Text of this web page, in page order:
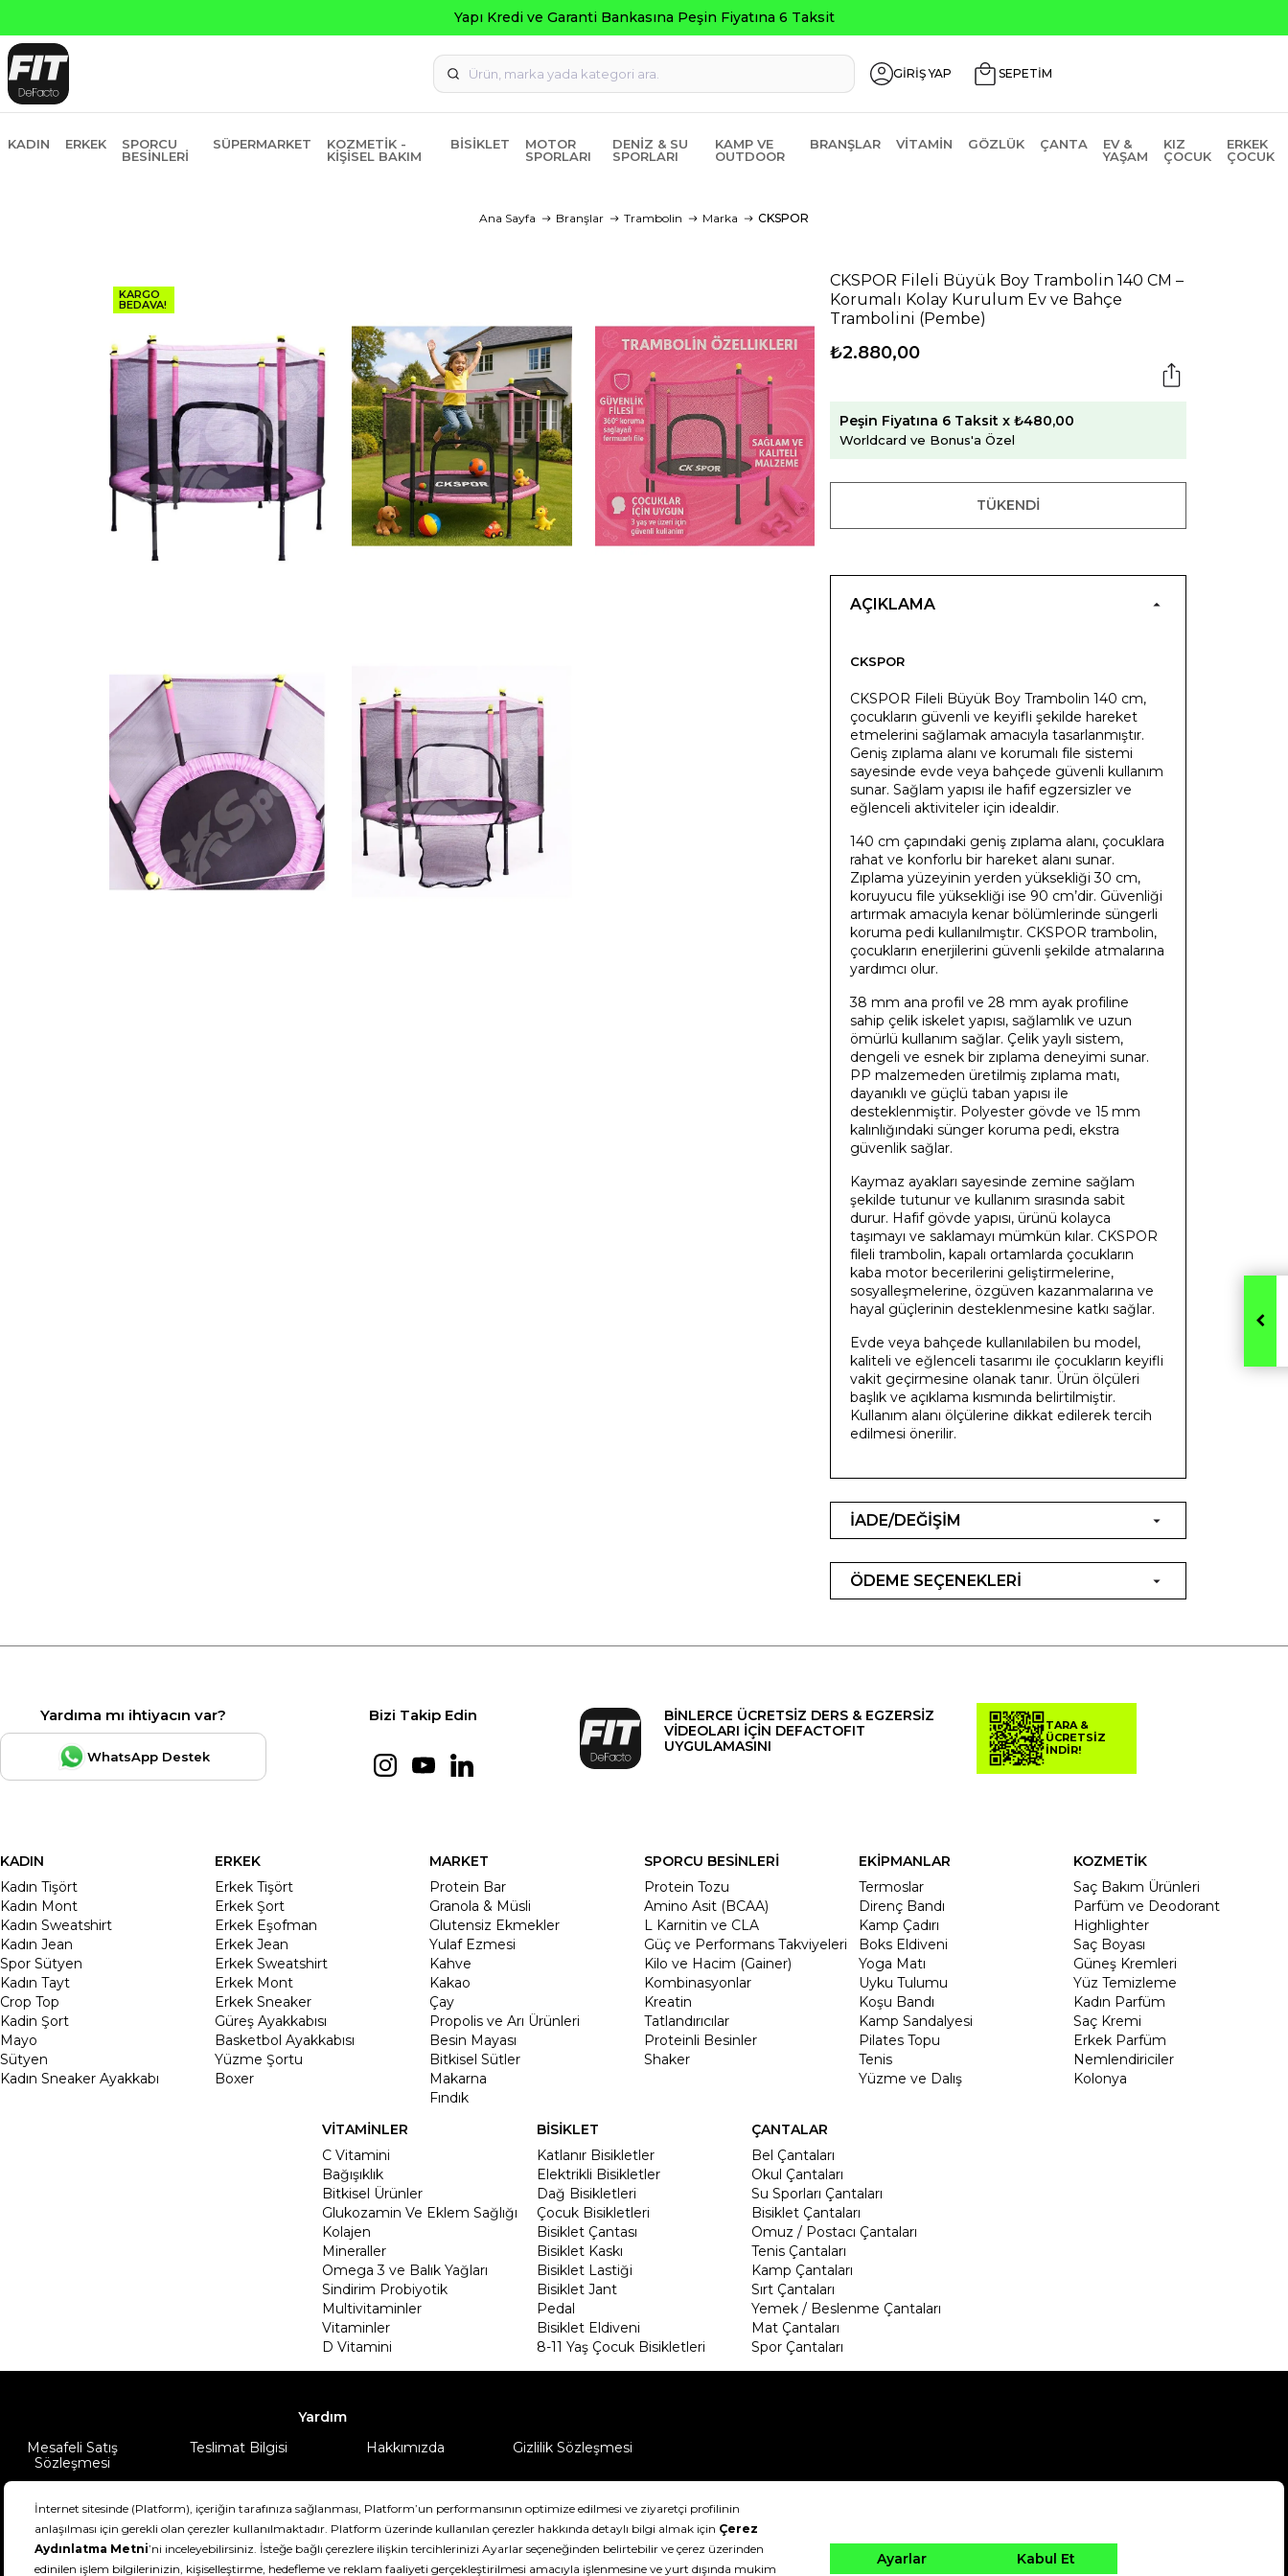
GİRİŞ YAP SEPETİM
KADIN ERKEK
SPORCU
BESINLERI
SÜPERMARKET
KOZMETIK -
KIŞISEL BAKIM
BISIKLET
MOTOR
SPORLARI
DENIZ & SU
SPORLARI
KAMP VE
OUTDOOR
BRANŞLAR VITAMIN GÖZLÜK ÇANTA
EV &
YAŞAM
KIZ
ÇOCUK
ERKEK
ÇOCUK
Ana Sayfa Branşlar Trambolin Marka CKSPOR
KARGO
BEDAVA!
CKSPOR Fileli Büyük Boy Trambolin 140 CM –
Korumalı Kolay Kurulum Ev ve Bahçe
Trambolini (Pembe)
₺2.880,00
Peşin Fiyatına 6 Taksit x ₺480,00
Worldcard ve Bonus'a Özel
TÜKENDI
AÇIKLAMA
CKSPOR
CKSPOR Fileli Büyük Boy Trambolin 140 cm,
çocukların güvenli ve keyifli şekilde hareket
etmelerini sağlamak amacıyla tasarlanmıştır.
Geniş zıplama alanı ve korumalı file sistemi
sayesinde evde veya bahçede güvenli kullanım
sunar. Sağlam yapısı ile hafif egzersizler ve
eğlenceli aktiviteler için idealdir.
140 cm çapındaki geniş zıplama alanı, çocuklara
rahat ve konforlu bir hareket alanı sunar.
Zıplama yüzeyinin yerden yüksekliği 30 cm,
koruyucu file yüksekliği ise 90 cm’dir. Güvenliği
artırmak amacıyla kenar bölümlerinde süngerli
koruma pedi kullanılmıştır. CKSPOR trambolin,
çocukların enerjilerini güvenli şekilde atmalarına
yardımcı olur.
38 mm ana profil ve 28 mm ayak profiline
sahip çelik iskelet yapısı, sağlamlık ve uzun
ömürlü kullanım sağlar. Çelik yaylı sistem,
dengeli ve esnek bir zıplama deneyimi sunar.
PP malzemeden üretilmiş zıplama matı,
dayanıklı ve güçlü taban yapısı ile
desteklenmiştir. Polyester gövde ve 15 mm
kalınlığındaki sünger koruma pedi, ekstra
güvenlik sağlar.
Kaymaz ayakları sayesinde zemine sağlam
şekilde tutunur ve kullanım sırasında sabit
durur. Hafif gövde yapısı, ürünü kolayca
taşımayı ve saklamayı mümkün kılar. CKSPOR
fileli trambolin, kapalı ortamlarda çocukların
kaba motor becerilerini geliştirmelerine,
sosyalleşmelerine, özgüven kazanmalarına ve
hayal güçlerinin desteklenmesine katkı sağlar.
Evde veya bahçede kullanılabilen bu model,
kaliteli ve eğlenceli tasarımı ile çocukların keyifli
vakit geçirmesine olanak tanır. Ürün ölçüleri
başlık ve açıklama kısmında belirtilmiştir.
Kullanım alanı ölçülerine dikkat edilerek tercih
edilmesi önerilir.
İADE/DEĞİŞİM
ÖDEME SEÇENEKLERİ
Yardıma mı ihtiyacın var?
WhatsApp Destek
Bizi Takip Edin
BİNLERCE ÜCRETSİZ DERS & EGZERSİZ
VİDEOLARI İÇİN DEFACTOFIT
UYGULAMASINI
TARA &
ÜCRETSİZ
İNDİR!
KADIN
Kadın Tişört
Kadın Mont
Kadın Sweatshirt
Kadın Jean
Spor Sütyen
Kadın Tayt
Crop Top
Kadin Şort
Mayo
Sütyen
Kadın Sneaker Ayakkabı
ERKEK
Erkek Tişört
Erkek Şort
Erkek Eşofman
Erkek Jean
Erkek Sweatshirt
Erkek Mont
Erkek Sneaker
Güreş Ayakkabısı
Basketbol Ayakkabısı
Yüzme Şortu
Boxer
MARKET
Protein Bar
Granola & Müsli
Glutensiz Ekmekler
Yulaf Ezmesi
Kahve
Kakao
Çay
Propolis ve Arı Ürünleri
Besin Mayası
Bitkisel Sütler
Makarna
Fındık
SPORCU BESİNLERİ
Protein Tozu
Amino Asit (BCAA)
L Karnitin ve CLA
Güç ve Performans Takviyeleri
Kilo ve Hacim (Gainer)
Kombinasyonlar
Kreatin
Tatlandırıcılar
Proteinli Besinler
Shaker
EKİPMANLAR
Termoslar
Direnç Bandı
Kamp Çadırı
Boks Eldiveni
Yoga Matı
Uyku Tulumu
Koşu Bandı
Kamp Sandalyesi
Pilates Topu
Tenis
Yüzme ve Dalış
KOZMETİK
Saç Bakım Ürünleri
Parfüm ve Deodorant
Highlighter
Saç Boyası
Güneş Kremleri
Yüz Temizleme
Kadın Parfüm
Saç Kremi
Erkek Parfüm
Nemlendiriciler
Kolonya
VİTAMİNLER
C Vitamini
Bağışıklık
Bitkisel Ürünler
Glukozamin Ve Eklem Sağlığı
Kolajen
Mineraller
Omega 3 ve Balık Yağları
Sindirim Probiyotik
Multivitaminler
Vitaminler
D Vitamini
BİSİKLET
Katlanır Bisikletler
Elektrikli Bisikletler
Dağ Bisikletleri
Çocuk Bisikletleri
Bisiklet Çantası
Bisiklet Kaskı
Bisiklet Lastiği
Bisiklet Jant
Pedal
Bisiklet Eldiveni
8-11 Yaş Çocuk Bisikletleri
ÇANTALAR
Bel Çantaları
Okul Çantaları
Su Sporları Çantaları
Bisiklet Çantaları
Omuz / Postacı Çantaları
Tenis Çantaları
Kamp Çantaları
Sırt Çantaları
Yemek / Beslenme Çantaları
Mat Çantaları
Spor Çantaları
Yardım
Mesafeli Satış
Sözleşmesi
Teslimat Bilgisi Hakkımızda Gizlilik Sözleşmesi